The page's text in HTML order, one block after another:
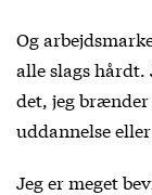
Og
alle slags
det, jeg
uddannelse
Jeg er meget